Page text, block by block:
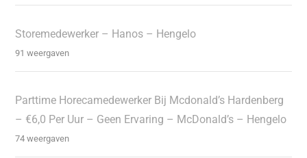
Storemedewerker – Hanos – Hengelo
91 weergaven
Parttime Horecamedewerker Bij Mcdonald’s Hardenberg
– €6,0 Per Uur – Geen Ervaring – McDonald’s – Hengelo
74 weergaven